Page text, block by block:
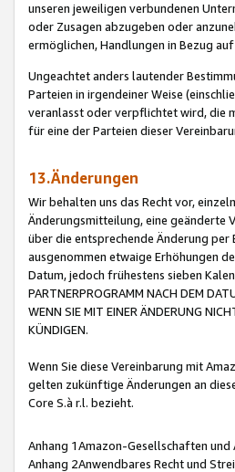
unseren jeweiligen verbundenen
oder Zusagen abzugeben oder
ermöglichen, Handlungen in Bezug
Ungeachtet anders lautender
Parteien in irgendeiner Weise
veranlasst oder verpflichtet wird, die
für eine der Parteien dieser
13.Änderungen
Wir behalten uns das Recht vor,
Änderungsmitteilung, eine geänderte
über die entsprechende Änderung
ausgenommen etwaige Erhöhungen
Datum, jedoch frühestens sieben
PARTNERPROGRAMM NACH DEM
WENN SIE MIT EINER ÄNDERUNG
KÜNDIGEN.
Wenn Sie diese Vereinbarung mit
gelten zukünftige Änderungen an
Core S.à r.l. bezieht.
Anhang 1Amazon-Gesellschaften und
Anhang 2Anwendbares Recht und